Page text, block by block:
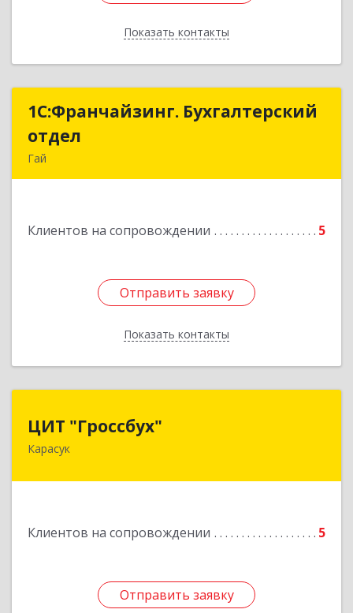
Показать контакты
Назад
1С:Франчайзинг. Бухгалтерский
отдел
Гай
Клиентов на сопровождении 5
Отправить заявку
Показать контакты
1С:Франчайзинг. Бухгалтерский
Подробнее
Отправить заявку
Назад
ЦИТ "Гроссбух"
Карасук
Клиентов на сопровождении 5
Отправить заявку
632861, Новосибирская обл, Карасукский р-н,
Отправить заявку